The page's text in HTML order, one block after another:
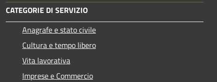
CATEGORIE DI SERVIZIO
Anagrafe e stato civile
Cultura e tempo libero
Vita lavorativa
Imprese e Commercio